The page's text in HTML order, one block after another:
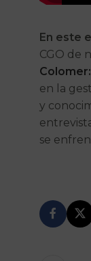
En este
CGO de
Colomer:
en la
y
se